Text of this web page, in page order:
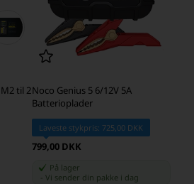
til 2Noco Genius 5 6/12V 5A
Batterioplader
Laveste stykpris: 725,00 DKK
799,00 DKK
På lager
Vi sender din pakke i dag